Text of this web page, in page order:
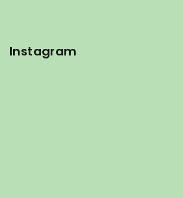
Instagram